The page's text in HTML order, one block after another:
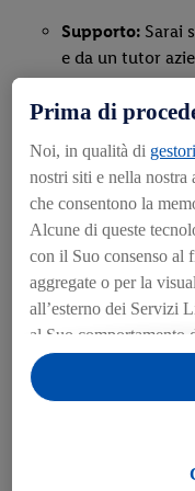
Supporto: Sarai
e da un tutor
durante tutto il
Carriera: Al
continuare la
prospettive di
Entra nel team
Nel #teamlidl ogni
Vuoi esserci anche
Prima di
Noi, in qualità di
nostri siti e nella
che consentono la
Alcune di queste
con il Suo consenso al
aggregate o per la
all’esterno dei Servizi
al Suo comportamento
Alla voce
dei Suoi dati e
le finalità sopra